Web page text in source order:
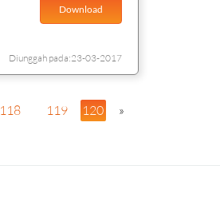
Download
Diunggah pada:23-03-2017
118 119 120 »